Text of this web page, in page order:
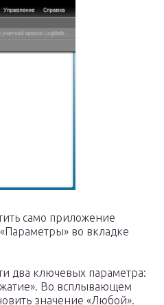
само приложение
во вкладке
два ключевых параметра:
Во всплывающем
значение «Любой».